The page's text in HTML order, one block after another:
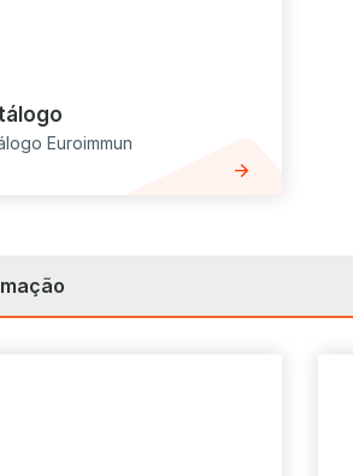
Euroimmun
arrow_forward